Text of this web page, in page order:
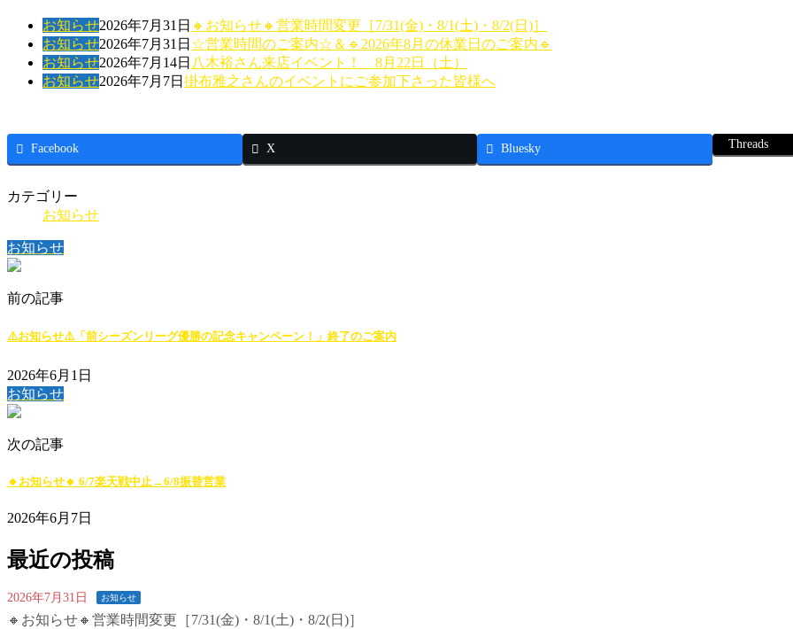
お知らせ2026年7月31日 🔸お知らせ🔸営業時間変更［7/31(金)・8/1(土)・8/2(日)］
お知らせ2026年7月31日 ☆営業時間のご案内☆＆🔹2026年8月の休業日のご案内🔹
お知らせ2026年7月14日 八木裕さん来店イベント！ 8月22日（土）
お知らせ2026年7月7日 掛布雅之さんのイベントにご参加下さった皆様へ
Facebook X Bluesky Threads
カテゴリー
お知らせ
お知らせ
前の記事
⚠️お知らせ⚠️「前シーズンリーグ優勝の記念キャンペーン！」終了のご案内
2026年6月1日
お知らせ
次の記事
🔸お知らせ🔸 6/7楽天戦中止→6/8振替営業
2026年6月7日
最近の投稿
2026年7月31日 お知らせ
🔸お知らせ🔸営業時間変更［7/31(金)・8/1(土)・8/2(日)］